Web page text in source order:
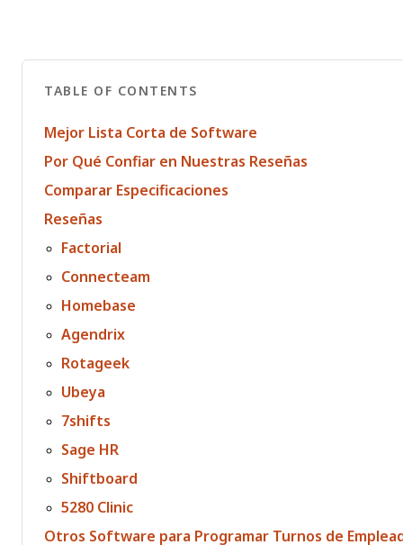
TABLE OF CONTENTS
Mejor Lista Corta de Software
Por Qué Confiar en Nuestras Reseñas
Comparar Especificaciones
Reseñas
Factorial
Connecteam
Homebase
Agendrix
Rotageek
Ubeya
7shifts
Sage HR
Shiftboard
5280 Clinic
Otros Software para Programar Turnos de